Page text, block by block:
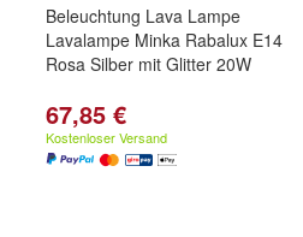
Beleuchtung Lava Lampe
Lavalampe Minka Rabalux E14
Rosa Silber mit Glitter 20W
67,85 €
Kostenloser Versand